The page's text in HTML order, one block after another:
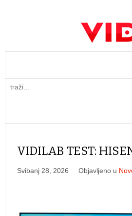
VIDILAB TEST:
Svibanj 28, 2026 Objavljeno u